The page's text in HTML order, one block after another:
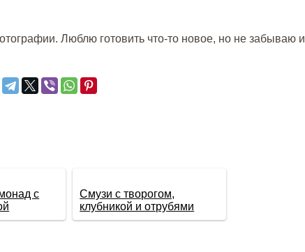
Люблю готовить что-то новое, но не забываю и
с
Смузи с творогом,
клубникой и отрубями